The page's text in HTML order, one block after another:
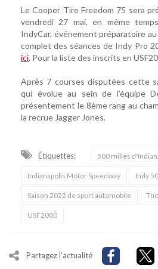
Le Cooper Tire Freedom 75 sera
vendredi 27 mai, en même
IndyCar, événement préparatoire
complet des séances de Indy Pro
ici. Pour la liste des inscrits en
Après 7 courses disputées cette
qui évolue au sein de l’équipe
présentement le 8ème rang au
la recrue Jagger Jones.
Étiquettes: 500 milles
Indianapolis Motor Speedway Indy
Saison 2022 de sport automobile
USF2000
Partagez l'actualité